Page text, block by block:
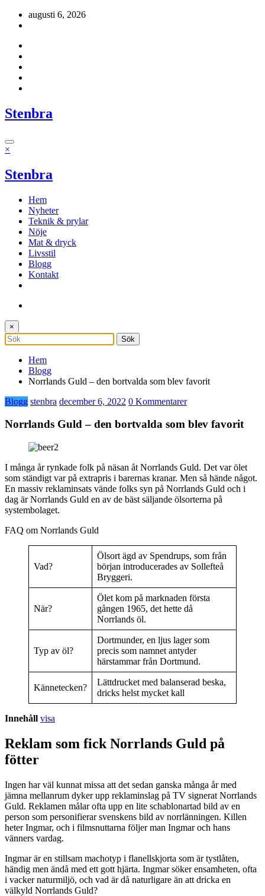
Hoppaaugusti 6, 2026
Stenbra
×
Stenbra
Hem
Nyheter
Teknik & prylar
Nöje
Mat & dryck
Livsstil
Blogg
Kontakt
×
Hem
Blogg
Norrlands Guld – den bortvalda som blev favorit
Blogg stenbra december 6, 2022 0 Kommentarer
Norrlands Guld – den bortvalda som blev favorit
I många år rynkade folk på näsan åt Norrlands Guld. Det var ölet
som ständigt var på extrapris i barernas kranar. Men så hände något.
En massiv reklaminsats vände folks syn på Norrlands Guld och i
dag är Norrlands Guld en av de bäst säljande ölsorterna på
systembolaget.
FAQ om Norrlands Guld
Vad?
Ölsort ägd av Spendrups, som från
början introducerades av Sollefteå
Bryggeri.
När?
Ölet kom på marknaden första
gången 1965, det hette då
Norrlands öl.
Typ av öl?
Dortmunder, en ljus lager som
precis som namnet antyder
härstammar från Dortmund.
Kännetecken?
Lättdrucket med balanserad beska,
dricks helst mycket kall
Innehåll visa
Reklam som fick Norrlands Guld på
fötter
Ingen har väl kunnat missa att det sedan ganska många år med
jämna mellanrum dyker upp reklaminslag på TV signerat Norrlands
Guld. Reklamen målar ofta upp en lite schablonartad bild av en
person som personifierar svenskens bild av norrlänningen. Killen
heter Ingmar, och i filmsnuttarna följer man Ingmar och hans
vänners vardag.
Ingmar är en stillsam machotyp i flanellskjorta som är tystlåten,
händig men ändå med ett gott hjärta. Ingmar söker ensamheten, ofta
i vacker naturmiljö, och vad är då naturligare än att dricka en
välkyld Norrlands Guld?